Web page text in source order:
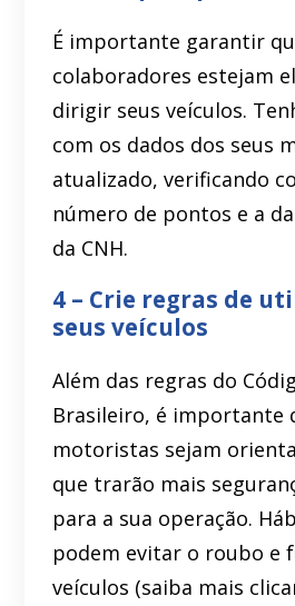
É importante garantir
colaboradores estejam
dirigir seus veículos.
com os dados dos seus
atualizado, verificando
número de pontos e a
da CNH.
4 – Crie regras de
seus veículos
Além das regras do
Brasileiro, é importante
motoristas sejam
que trarão mais
para a sua operação.
podem evitar o roubo e
veículos (saiba mais